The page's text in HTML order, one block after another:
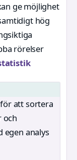
ge möjlighet
hög
rörelser
att sortera
och
egen analys